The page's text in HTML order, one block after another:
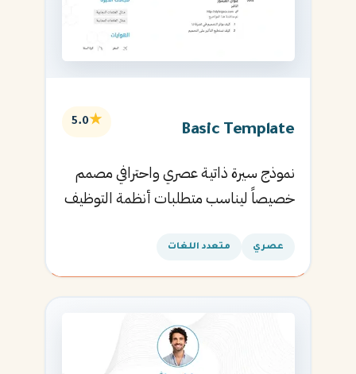
Basic Template
★
5.0
نموذج سيرة ذاتية عصري واحترافي مصمم
خصيصاً ليناسب متطلبات أنظمة التوظيف
القادمة.
عصري متعدد اللغات